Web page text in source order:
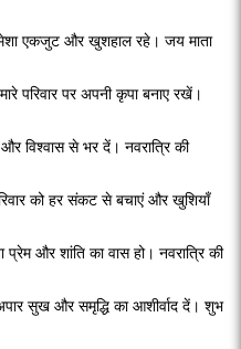
हमेशा एकजुट और खुशहाल रहे। जय माता
परिवार पर अपनी कृपा बनाए रखें।
और विश्वास से भर दें। नवरात्रि की
को हर संकट से बचाएं और खुशियाँ
प्रेम और शांति का वास हो। नवरात्रि की
अपार सुख और समृद्धि का आशीर्वाद दें। शुभ